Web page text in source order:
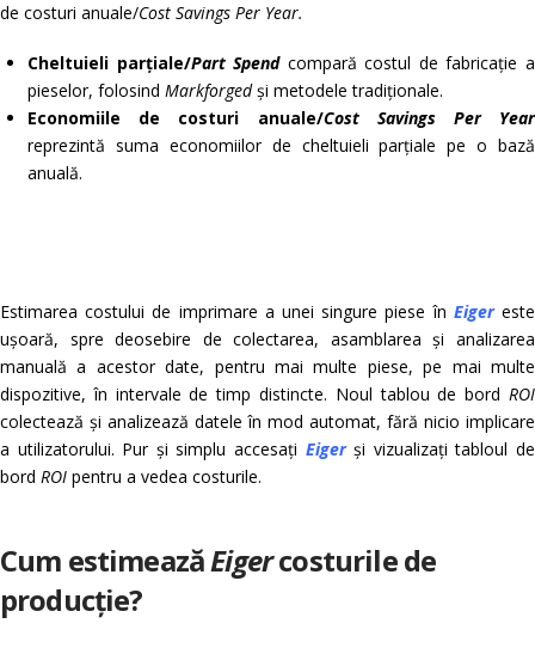
de costuri anuale/Cost Savings Per Year.
Cheltuieli parțiale/Part Spend compară costul de fabricație a
pieselor, folosindMarkforgedși metodele tradiționale.
Economiile de costuri
anuale/Cost Savings Per Year
reprezintă suma economiilor de cheltuieli parțiale pe o bază
anuală.
Estimarea costului de imprimare a unei singure piese în Eiger este
ușoară, spre deosebire de colectarea, asamblarea și analizarea
manuală a acestor date, pentru mai multe piese, pe mai multe
dispozitive, în intervale de timp distincte. Noul tablou de bord ROI
colectează și analizează datele în mod automat, fără nicio implicare
a utilizatorului. Pur și simplu accesați Eiger și vizualizați tabloul de
bord ROI pentru a vedea costurile.
Cum estimeazăEigercosturile de
producție?